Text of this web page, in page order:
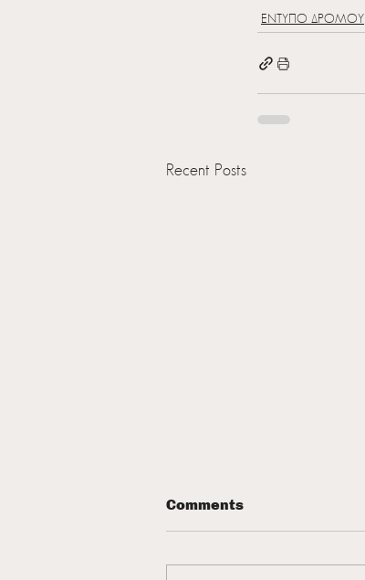
ΕΝΤΥΠΟ ΔΡΟΜΟΥ
Recent Posts
Comments